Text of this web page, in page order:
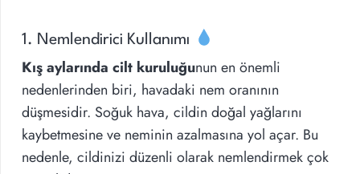
1. Nemlendirici Kullanımı
Kış aylarında cilt kuruluğunun en önemli
nedenlerinden biri, havadaki nem oranının
düşmesidir. Soğuk hava, cildin doğal yağlarını
kaybetmesine ve neminin azalmasına yol açar. Bu
nedenle, cildinizi düzenli olarak nemlendirmek çok